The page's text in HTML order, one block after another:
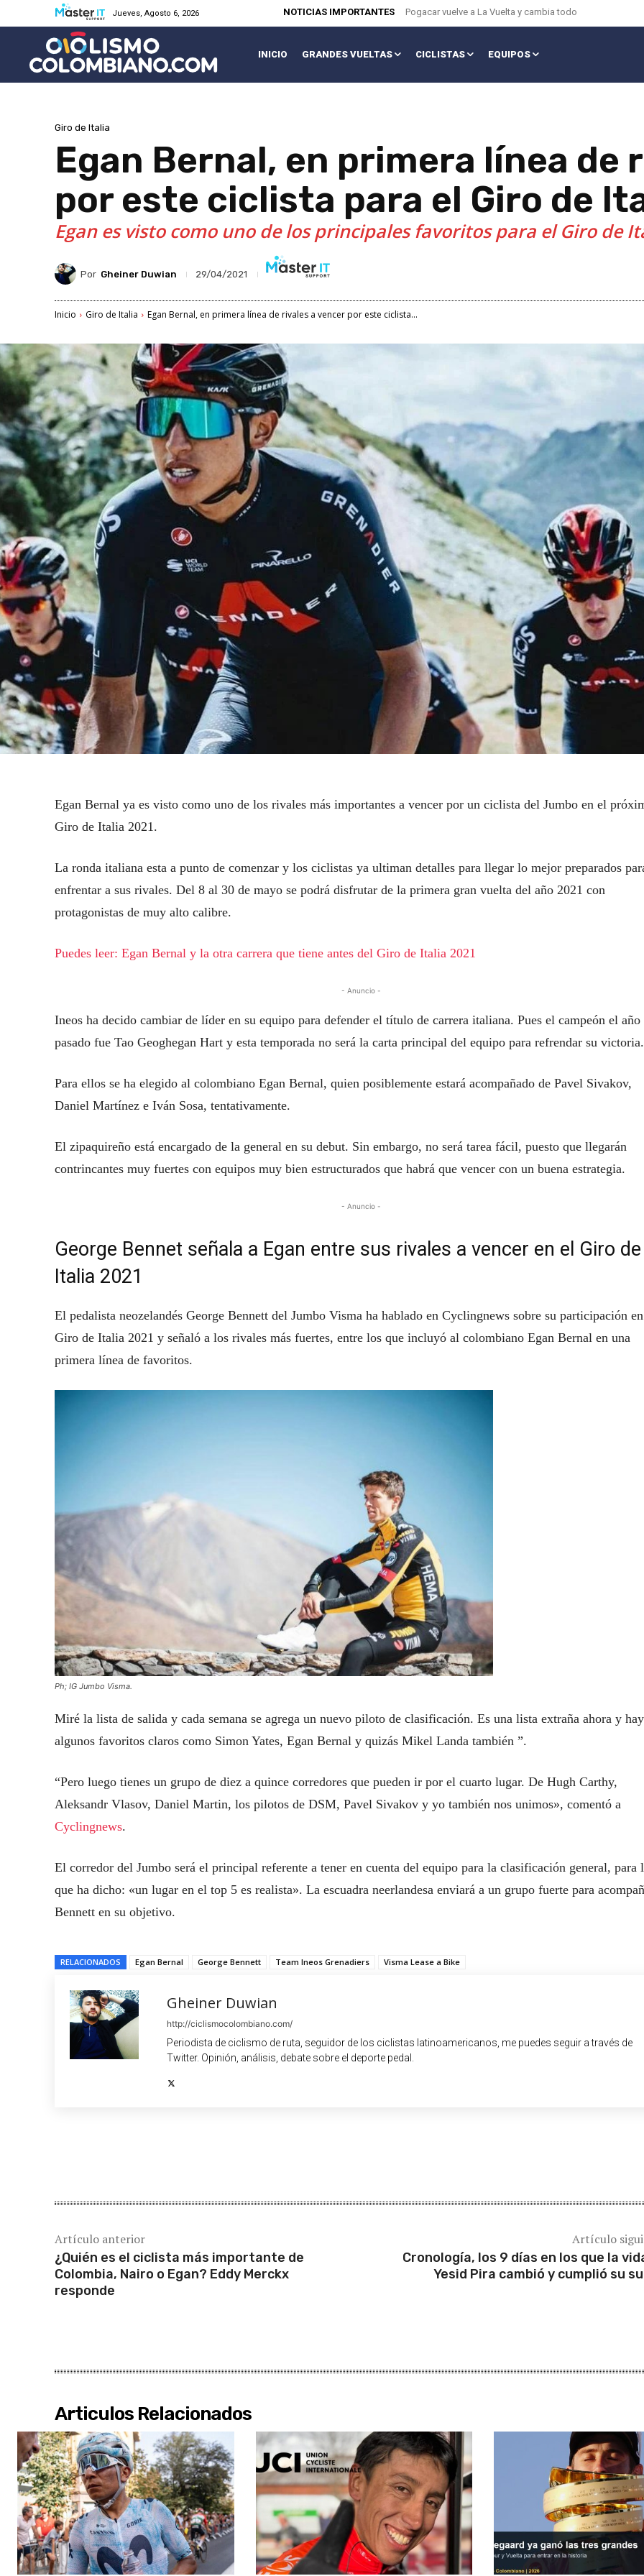
Jueves, Agosto 6, 2026 NOTICIAS IMPORTANTES Pogacar vuelve a La Vuelta y cambia todo
INICIO GRANDES VUELTAS CICLISTAS EQUIPOS
Giro de Italia
Egan Bernal, en primera línea de
por este ciclista para el Giro de
Egan es visto como uno de los principales favoritos para el Giro de
Por Gheiner Duwian 29/04/2021
Inicio Giro de Italia Egan Bernal, en primera línea de rivales a vencer por este ciclista...
Egan Bernal ya es visto como uno de los rivales más importantes a vencer por un ciclista del Jumbo en el
Giro de Italia 2021.
La ronda italiana esta a punto de comenzar y los ciclistas ya ultiman detalles para llegar lo mejor preparados
enfrentar a sus rivales. Del 8 al 30 de mayo se podrá disfrutar de la primera gran vuelta del año 2021 con
protagonistas de muy alto calibre.
Puedes leer: Egan Bernal y la otra carrera que tiene antes del Giro de Italia 2021
- Anuncio -
Ineos ha decido cambiar de líder en su equipo para defender el título de carrera italiana. Pues el campeón el año
pasado fue Tao Geoghegan Hart y esta temporada no será la carta principal del equipo para refrendar su victoria.
Para ellos se ha elegido al colombiano Egan Bernal, quien posiblemente estará acompañado de Pavel Sivakov,
Daniel Martínez e Iván Sosa, tentativamente.
El zipaquireño está encargado de la general en su debut. Sin embargo, no será tarea fácil, puesto que llegarán
contrincantes muy fuertes con equipos muy bien estructurados que habrá que vencer con un buena estrategia.
- Anuncio -
George Bennet señala a Egan entre sus rivales a vencer en el Giro de
Italia 2021
El pedalista neozelandés George Bennett del Jumbo Visma ha hablado en Cyclingnews sobre su participación
Giro de Italia 2021 y señaló a los rivales más fuertes, entre los que incluyó al colombiano Egan Bernal en una
primera línea de favoritos.
Ph; IG Jumbo Visma.
Miré la lista de salida y cada semana se agrega un nuevo piloto de clasificación. Es una lista extraña ahora y hay
algunos favoritos claros como Simon Yates, Egan Bernal y quizás Mikel Landa también ”.
“Pero luego tienes un grupo de diez a quince corredores que pueden ir por el cuarto lugar. De Hugh Carthy,
Aleksandr Vlasov, Daniel Martin, los pilotos de DSM, Pavel Sivakov y yo también nos unimos», comentó a
Cyclingnews.
El corredor del Jumbo será el principal referente a tener en cuenta del equipo para la clasificación general, para
que ha dicho: «un lugar en el top 5 es realista». La escuadra neerlandesa enviará a un grupo fuerte para
Bennett en su objetivo.
RELACIONADOS Egan Bernal George Bennett Team Ineos Grenadiers Visma Lease a Bike
Gheiner Duwian
http://ciclismocolombiano.com/
Periodista de ciclismo de ruta, seguidor de los ciclistas latinoamericanos, me puedes seguir a través de
Twitter. Opinión, análisis, debate sobre el deporte pedal.
Artículo anterior
¿Quién es el ciclista más importante de
Colombia, Nairo o Egan? Eddy Merckx
responde
Artículo
Cronología, los 9 días en los que la
Yesid Pira cambió y cumplió su
Articulos Relacionados